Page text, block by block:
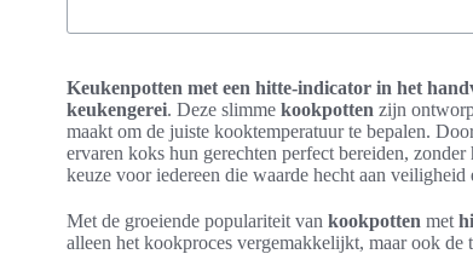
Keukenpotten met een hitte-indicator in het
keukengerei. Deze slimme kookpotten zijn
maakt om de juiste kooktemperatuur te bepalen.
ervaren koks hun gerechten perfect bereiden,
keuze voor iedereen die waarde hecht aan
Met de groeiende populariteit van kookpotten met
alleen het kookproces vergemakkelijkt, maar ook de